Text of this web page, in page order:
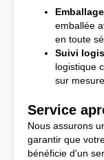
emballée
en toute
Suivi
logistique
sur
Service
Nous assurons
garantir que
bénéficie d'un